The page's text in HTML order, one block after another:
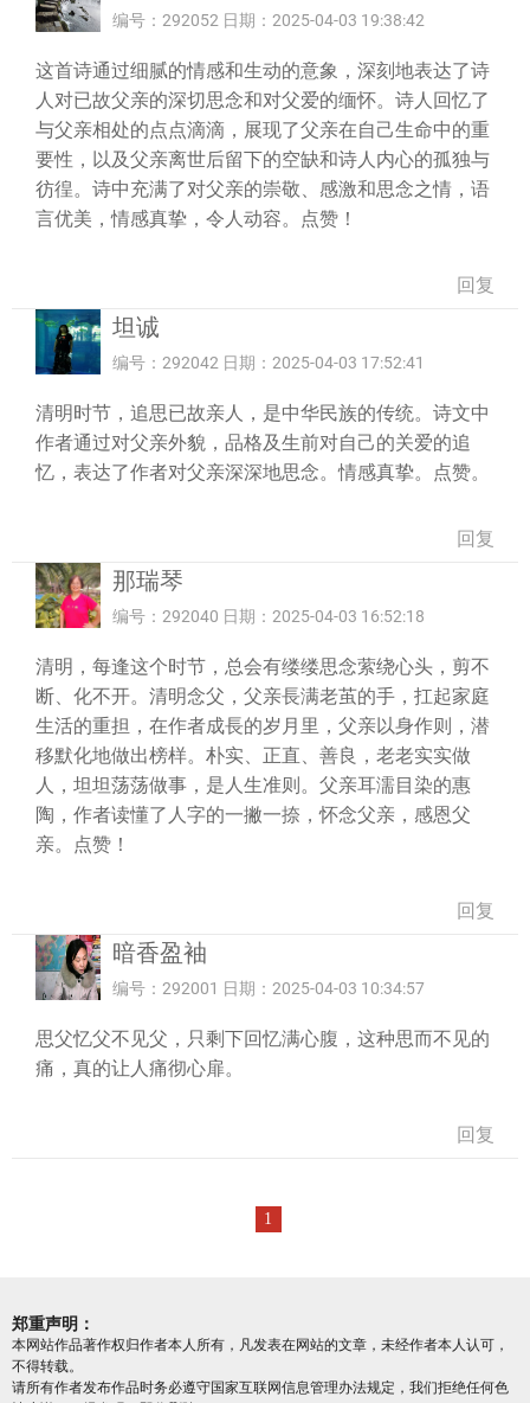
编号：292052 日期：2025-04-03 19:38:42
这首诗通过细腻的情感和生动的意象，深刻地表达了诗
人对已故父亲的深切思念和对父爱的缅怀。诗人回忆了
与父亲相处的点点滴滴，展现了父亲在自己生命中的重
要性，以及父亲离世后留下的空缺和诗人内心的孤独与
彷徨。诗中充满了对父亲的崇敬、感激和思念之情，语
言优美，情感真挚，令人动容。点赞！
回复
坦诚
编号：292042 日期：2025-04-03 17:52:41
清明时节，追思已故亲人，是中华民族的传统。诗文中
作者通过对父亲外貌，品格及生前对自己的关爱的追
忆，表达了作者对父亲深深地思念。情感真挚。点赞。
回复
那瑞琴
编号：292040 日期：2025-04-03 16:52:18
清明，每逢这个时节，总会有缕缕思念萦绕心头，剪不
断、化不开。清明念父，父亲長满老茧的手，扛起家庭
生活的重担，在作者成長的岁月里，父亲以身作则，潜
移默化地做出榜样。朴实、正直、善良，老老实实做
人，坦坦荡荡做事，是人生准则。父亲耳濡目染的惠
陶，作者读懂了人字的一撇一捺，怀念父亲，感恩父
亲。点赞！
回复
暗香盈袖
编号：292001 日期：2025-04-03 10:34:57
思父忆父不见父，只剩下回忆满心腹，这种思而不见的
痛，真的让人痛彻心扉。
回复
1
郑重声明：
本网站作品著作权归作者本人所有，凡发表在网站的文章，未经作者本人认可，
不得转载。
请所有作者发布作品时务必遵守国家互联网信息管理办法规定，我们拒绝任何色